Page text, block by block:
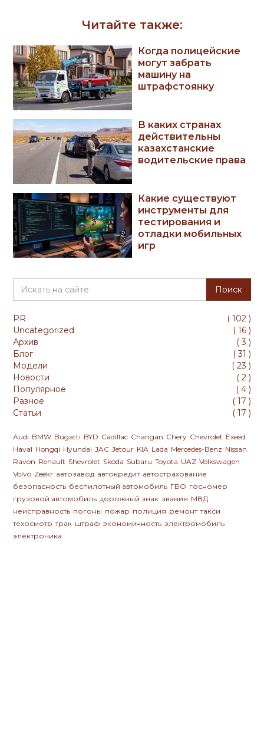
Читайте также:
Когда полицейские
могут забрать
машину на
штрафстоянку
В каких странах
действительны
казахстанские
водительские права
Какие существуют
инструменты для
тестирования и
отладки мобильных
игр
PR ( 102)
Uncategorized
( 16)
Архив
(3 )
Блог
(31 )
Модели
( 23 )
Новости
( 2)
Популярное
( 4)
Разное
( 17 )
Статьи
( 17 )
Audi BMW Bugatti BYD Cadillac Changan Chery Chevrolet Exeed
Haval Hongqi Hyundai JAC Jetour KIA Lada Mercedes-Benz Nissan
Ravon Renault Shevrolet Skoda Subaru Toyota UAZ Volkswagen
Volvo Zeekr автозавод автокредит автострахование
безопасность беспилотный автомобиль ГБО госномер
грузовой автомобиль дорожный знак звания МВД
неисправность погоны пожар полиция ремонт такси
техосмотр трак штраф экономичность электромобиль
электроника